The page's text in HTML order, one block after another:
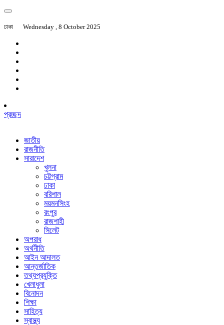
ঢাকা Wednesday , 8 October 2025
প্রচ্ছদ
জাতীয়
রাজনীতি
সারাদেশ
খুলনা
চট্টগ্রাম
ঢাকা
বরিশাল
ময়মনসিংহ
রংপুর
রাজশাহী
সিলেট
অপরাধ
অর্থনীতি
আইন আদালত
আন্তর্জাতিক
তথ্যপ্রযুক্তি
খেলাধুলা
বিনোদন
শিক্ষা
সাহিত্য
স্বাস্থ্য